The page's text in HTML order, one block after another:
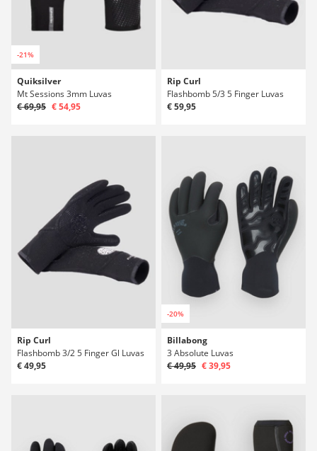
-21%
Quiksilver
Mt Sessions 3mm Luvas
€ 69,95 € 54,95
Rip Curl
Flashbomb 5/3 5 Finger Luvas
€ 59,95
Rip Curl
Flashbomb 3/2 5 Finger Gl Luvas
€ 49,95
-20%
Billabong
3 Absolute Luvas
€ 49,95 € 39,95